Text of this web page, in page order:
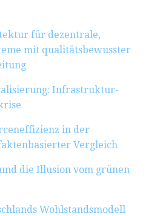
für dezentrale,
mit qualitätsbewusster
Infrastruktur-
in der
Vergleich
die Illusion vom grünen
Wohlstandsmodell